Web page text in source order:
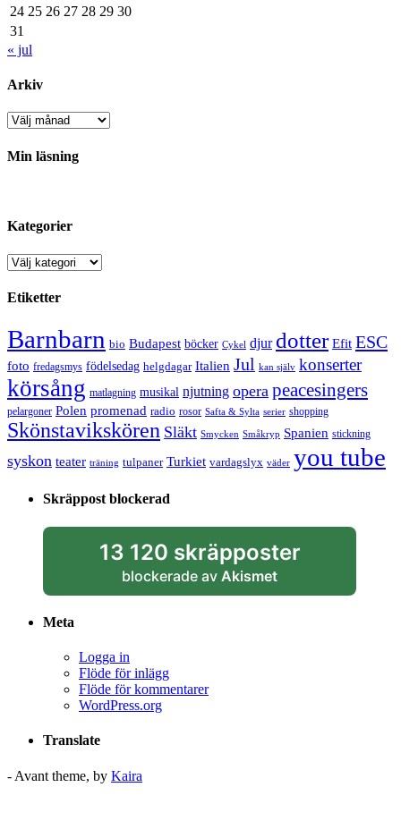
24 25 26 27 28 29 30
31
« jul
Arkiv
Arkiv
Min läsning
Kategorier
Kategorier
Etiketter
Barnbarn bio Budapest böcker Cykel djur dotter Efit ESC
foto fredagsmys födelsedag helgdagar Italien Jul kan själv konserter
körsång matlagning musikal njutning opera peacesingers
pelargoner Polen promenad radio rosor Safta & Sylta serier shopping
Skönstavikskören Släkt Smycken Småkryp Spanien stickning
syskon teater träning tulpaner Turkiet vardagslyx väder you tube
Skräppost blockerad
13 120 skräpposter
blockerade av Akismet
Meta
Logga in
Flöde för inlägg
Flöde för kommentarer
WordPress.org
Translate
- Avant theme, by Kaira